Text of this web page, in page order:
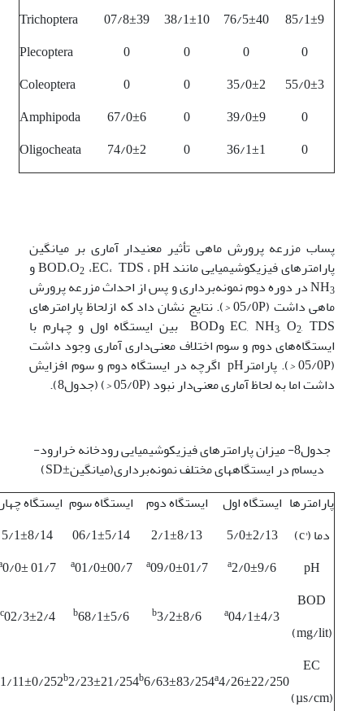
85/1±9
76/5±40
38/1±10
07/8±39
Trichoptera
0
0
0
0
Plecoptera
55/0±3
35/0±2
0
0
Coleoptera
0
39/0±9
0
67/0±6
Amphipoda
0
36/1±1
0
74/0±2
Oligocheata
پساب مزرعه پرورش ماهی تأثیر معنی­دار آماری بر میانگین
پارامترهای فیزیکوشیمیایی مانند BOD،O
2
،EC، TDS ، pH و
NH3
در دوره دوم نمونه‌برداری و پس از احداث مزرعه پرورش
ماهی داشت (05/0P
<). نتایج نشان داد که ازلحاظ پارامترهای
EC, NH3, O2
, TDS وBOD بین ایستگاه اول و چهارم با
ایستگاه‌های دوم و سوم اختلاف معنی‌داری آماری وجود داشت
(05/0P
<
). پارامترpH اگرچه در ایستگاه دوم و سوم افزایش
داشت اما به لحاظ آماری معنی‌دار نبود (05/0P
<) (جدول8).
جدول8- میزان پارامترهای فیزیکوشیمیایی رودخانه خرارود-
دیسام در ایستگاههای مختلف نمونه‌برداری(میانگین±SD)
پارامترها ایستگاه اول ایستگاه دوم ایستگاه سوم ایستگاه
دما (°c)
5/0±2/13
2/1±8/13
06/1±5/14
5/1±8/14
pH
a2/0±9/6
a09/0±01/7
a01/0±00/7
0/0± 01/7
BOD
(mg/lit)
a04/1±4/3
b3/2±8/6
b68/1±5/6
c02/3±2/4
EC
(µs/cm)
a4/26±22/250
b6/63±83/254
b2/23±21/254
1/11±0/252